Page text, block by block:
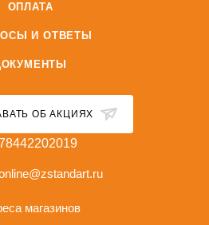
ОПЛАТА
И ОТВЕТЫ
ОБ АКЦИЯХ
магазинов